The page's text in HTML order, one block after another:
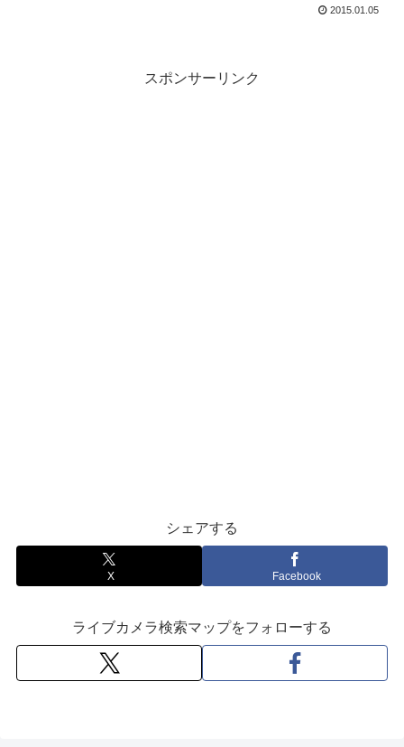
2015.01.05
スポンサーリンク
シェアする
X Facebook
ライブカメラ検索マップをフォローする